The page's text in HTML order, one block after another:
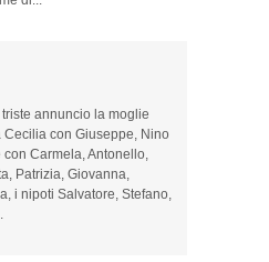
annuncio la moglie
Cecilia con Giuseppe, Nino
Carmela, Antonello,
Patrizia, Giovanna,
i nipoti Salvatore, Stefano,